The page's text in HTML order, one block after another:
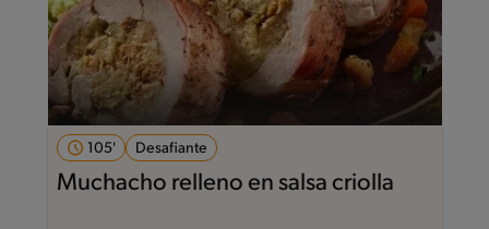
105' Desafiante
Muchacho relleno en salsa criolla